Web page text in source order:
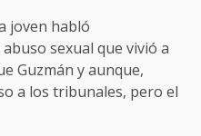
joven habló
sexual que vivió a
Guzmán y aunque,
a los tribunales, pero el